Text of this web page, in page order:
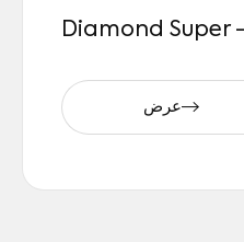
عرض